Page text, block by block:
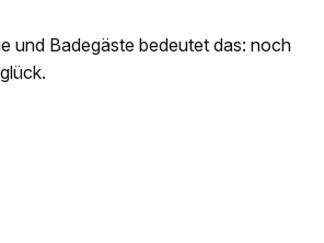
und Badegäste bedeutet das: noch